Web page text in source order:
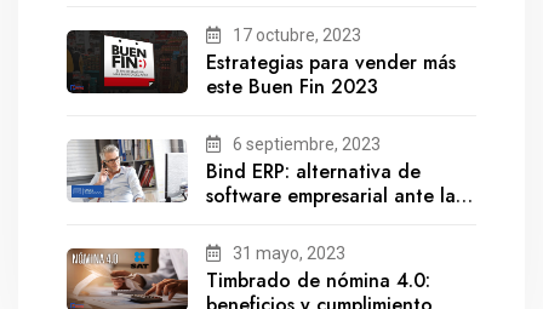
17 octubre, 2023
Estrategias para vender más
este Buen Fin 2023
6 septiembre, 2023
Bind ERP: alternativa de
software empresarial ante la
31 mayo, 2023
Timbrado de nómina 4.0: